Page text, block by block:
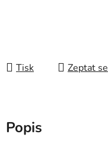
Tisk Zeptat se
Popis